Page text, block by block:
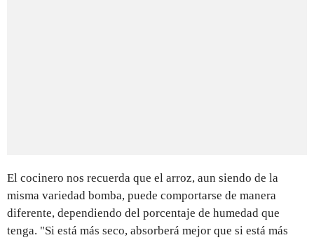
El cocinero nos recuerda que el arroz, aun siendo de la
misma variedad bomba, puede comportarse de manera
diferente, dependiendo del porcentaje de humedad que
tenga. "Si está más seco, absorberá mejor que si está más